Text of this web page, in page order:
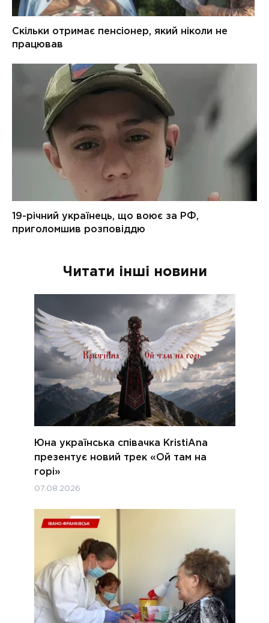
Читати інші новини
Юна українська співачка KristiAna
презентує новий трек «Ой там на
горі»
07.08.2026